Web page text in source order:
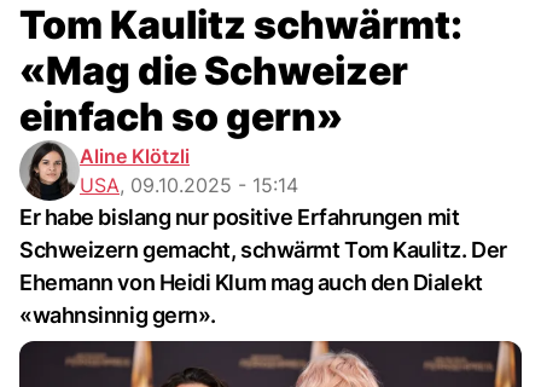
Tom Kaulitz schwärmt:
«Mag die Schweizer
einfach so gern»
Aline Klötzli
USA, 09.10.2025 - 15:14
Er habe bislang nur positive Erfahrungen mit
Schweizern gemacht, schwärmt Tom Kaulitz. Der
Ehemann von Heidi Klum mag auch den Dialekt
«wahnsinnig gern».